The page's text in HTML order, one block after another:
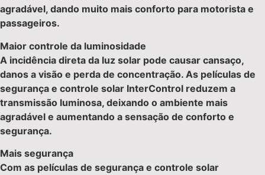
agradável, dando muito mais conforto para motorista e
passageiros.
Maior controle da luminosidade
A incidência direta da luz solar pode causar cansaço,
danos a visão e perda de concentração. As películas de
segurança e controle solar InterControl reduzem a
transmissão luminosa, deixando o ambiente mais
agradável e aumentando a sensação de conforto e
segurança.
Mais segurança
Com as películas de segurança e controle solar